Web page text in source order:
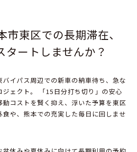
市東区での長期滞在、
タートしませんか？
イパス周辺での新車の納車待ち、 急な
ェクト。
「15日分打ち切り」の安心
コストを賢く抑え、 浮いた予算を東区
食や、 熊本での充実した毎日に回しませ